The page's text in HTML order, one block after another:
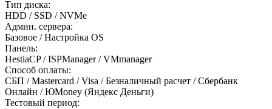
Тип диска:
HDD / SSD / NVMe
Админ. сервера:
Базовое / Настройка OS
Панель:
HestiaCP / ISPManager / VMmanager
Способ оплаты:
СБП / Mastercard / Visa / Безналичный расчет / Сбербанк
Онлайн / ЮMoney (Яндекс Деньги)
Тестовый период: